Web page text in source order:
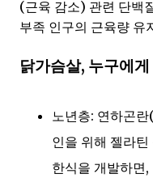
(근육 감소) 관련 단백
부족 인구의 근육량 유
닭가슴살, 누구에
노년층: 연하곤
인을 위해 젤라
한식을 개발하면